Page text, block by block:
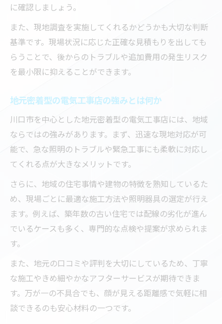
に確認しましょう。
また、現地調査を実施してくれるかどうかも大切な判断
基準です。現場状況に応じた正確な見積もりを出しても
らうことで、後からのトラブルや追加費用の発生リスク
を最小限に抑えることができます。
地元密着型の電気工事店の強みとは何か
川口市を中心とした地元密着型の電気工事店には、地域
ならではの強みがあります。まず、迅速な現地対応が可
能で、急な照明のトラブルや緊急工事にも柔軟に対応し
てくれる点が大きなメリットです。
さらに、地域の住宅事情や建物の特徴を熟知しているた
め、現場ごとに最適な施工方法や照明器具の選定が行え
ます。例えば、築年数の古い住宅では配線の劣化が進ん
でいるケースも多く、専門的な点検や提案が求められま
す。
また、地元の口コミや評判を大切にしているため、丁寧
な施工やきめ細やかなアフターサービスが期待できま
す。万が一の不具合でも、顔が見える距離感で気軽に相
談できるのも安心材料の一つです。